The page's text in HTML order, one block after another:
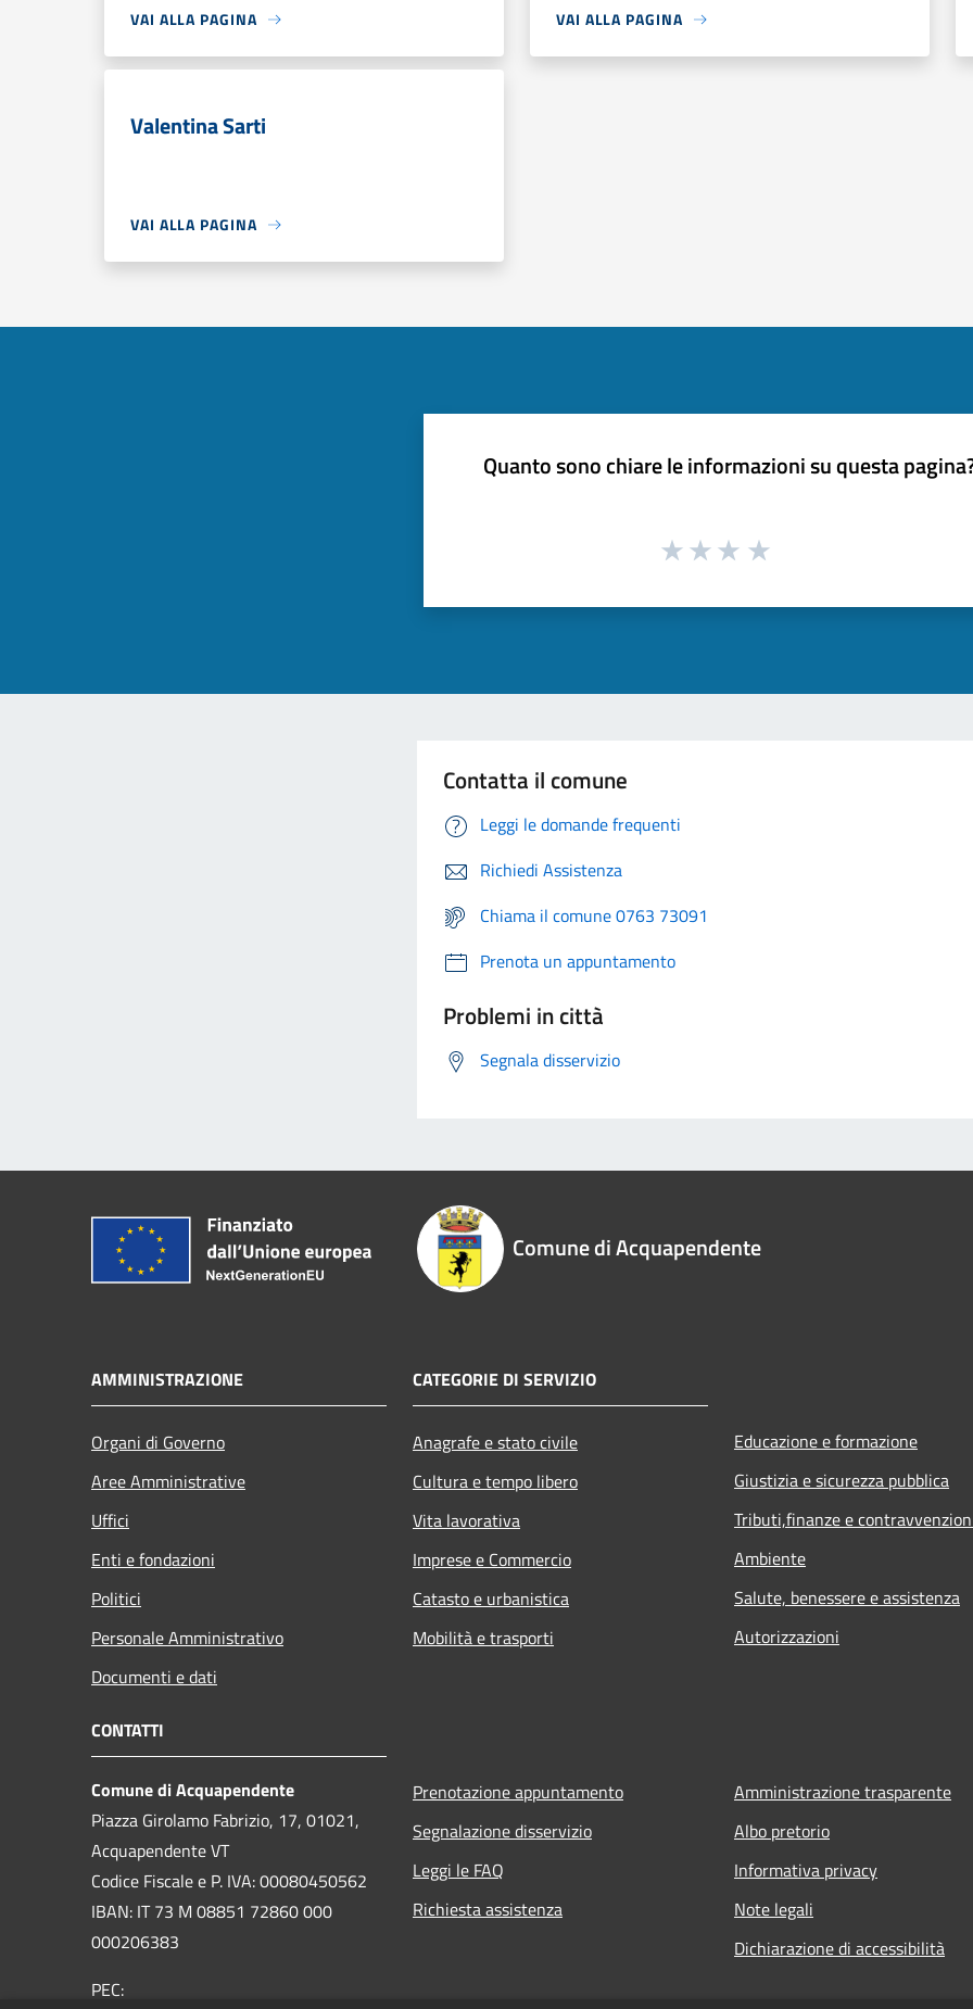
VAI ALLA PAGINA VAI ALLA PAGINA
Valentina Sarti
VAI ALLA PAGINA
Quanto sono chiare le informazioni su questa
Contatta il comune
Leggi le domande frequenti
Richiedi Assistenza
Chiama il comune 0763 73091
Prenota un appuntamento
Problemi in città
Segnala disservizio
Comune di Acquapendente
AMMINISTRAZIONE
Organi di Governo
Aree Amministrative
Uffici
Enti e fondazioni
Politici
Personale Amministrativo
Documenti e dati
CATEGORIE DI SERVIZIO
Anagrafe e stato civile
Cultura e tempo libero
Vita lavorativa
Imprese e Commercio
Catasto e urbanistica
Mobilità e trasporti
Educazione e formazione
Giustizia e sicurezza pubblica
Tributi,finanze e
Ambiente
Salute, benessere e assistenza
Autorizzazioni
CONTATTI
Comune di Acquapendente
Piazza Girolamo Fabrizio, 17, 01021,
Acquapendente VT
Codice Fiscale e P. IVA: 00080450562
IBAN: IT 73 M 08851 72860 000
000206383
PEC:
Prenotazione appuntamento
Segnalazione disservizio
Leggi le FAQ
Richiesta assistenza
Amministrazione trasparente
Albo pretorio
Informativa privacy
Note legali
Dichiarazione di accessibilità